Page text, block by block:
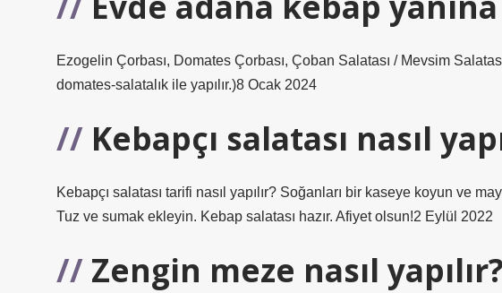
Ezogelin Çorbası, Domates Çorbası, Çoban Salatası / Mevsim
domates-salatalık ile yapılır.)8 Ocak 2024
Kebapçı salatası nasıl
Kebapçı salatası tarifi nasıl yapılır? Soğanları bir kaseye koyun ve
Tuz ve sumak ekleyin. Kebap salatası hazır. Afiyet olsun!2 Eylül 2022
Zengin meze nasıl yapılır?